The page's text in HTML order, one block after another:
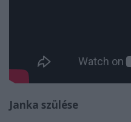
Janka szülése